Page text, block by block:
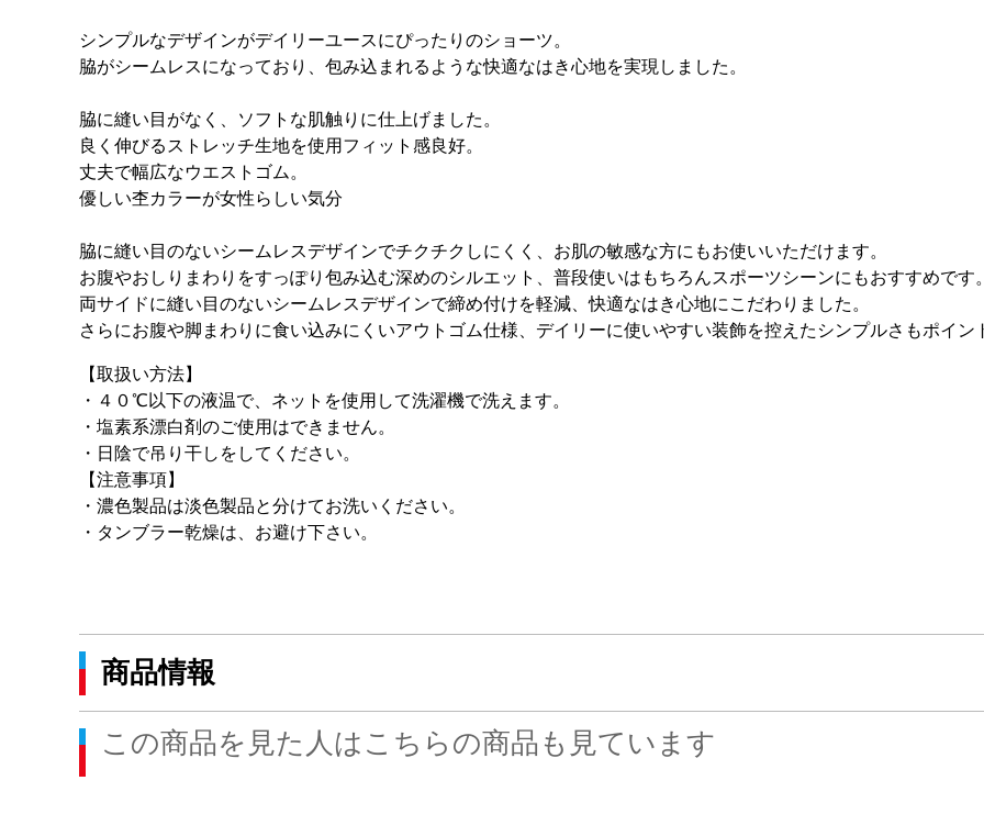
シンプルなデザインがデイリーユースにぴったりのショーツ。
脇がシームレスになっており、包み込まれるような快適なはき心地を実現しました。
脇に縫い目がなく、ソフトな肌触りに仕上げました。
良く伸びるストレッチ生地を使用フィット感良好。
丈夫で幅広なウエストゴム。
優しい杢カラーが女性らしい気分
脇に縫い目のないシームレスデザインでチクチクしにくく、お肌の敏感な方にもお使いいただけます。
お腹やおしりまわりをすっぽり包み込む深めのシルエット、普段使いはもちろんスポーツシーンにもおすすめです。
両サイドに縫い目のないシームレスデザインで締め付けを軽減、快適なはき心地にこだわりました。
さらにお腹や脚まわりに食い込みにくいアウトゴム仕様、デイリーに使いやすい装飾を控えたシンプルさもポイン
【取扱い方法】
・４０℃以下の液温で、ネットを使用して洗濯機で洗えます。
・塩素系漂白剤のご使用はできません。
・日陰で吊り干しをしてください。
【注意事項】
・濃色製品は淡色製品と分けてお洗いください。
・タンブラー乾燥は、お避け下さい。
商品情報
この商品を見た人はこちらの商品も見ています